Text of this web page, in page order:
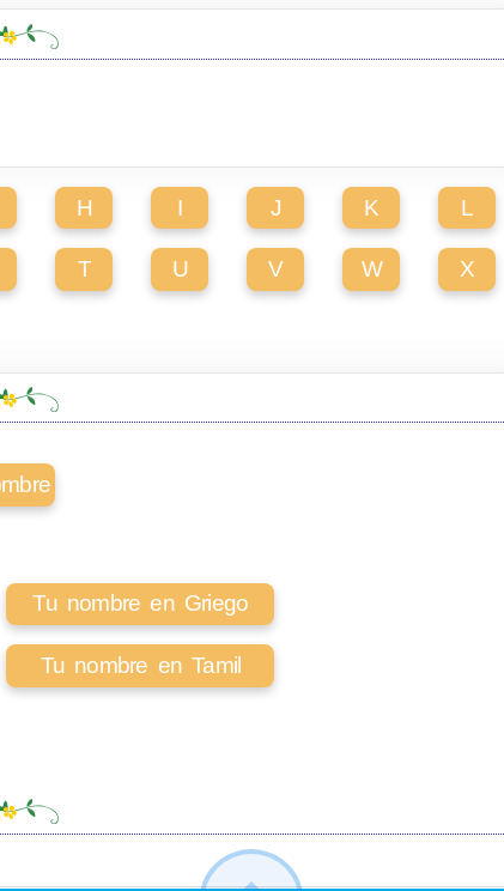
H I J K L
T U V W X
Tu nombre en Griego
Tu nombre en Tamil